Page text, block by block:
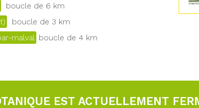
boucle de 6 km
boucle de 3 km
malval boucle de 4 km
EST ACTUELLEMENT